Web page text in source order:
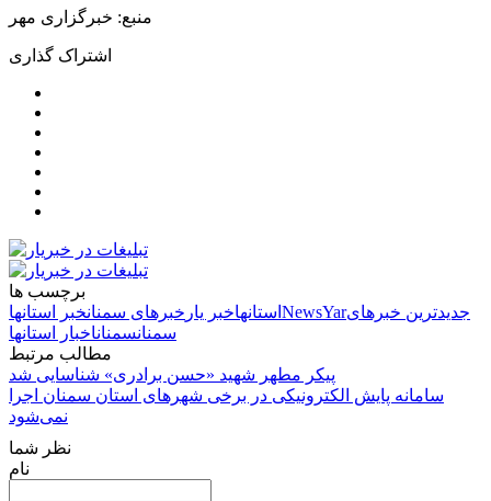
منبع: خبرگزاری مهر
اشتراک گذاری
برچسب ها
استانهاخبر یار خبرهای سمنانخبر استانها NewsYarجدیدترین خبرهای
سمنانسمناناخبار استانها
مطالب مرتبط
پیکر مطهر شهید «حسن برادری» شناسایی شد
سامانه پایش الکترونیکی در برخی شهرهای استان سمنان اجرا
نمی‌شود
نظر شما
نام